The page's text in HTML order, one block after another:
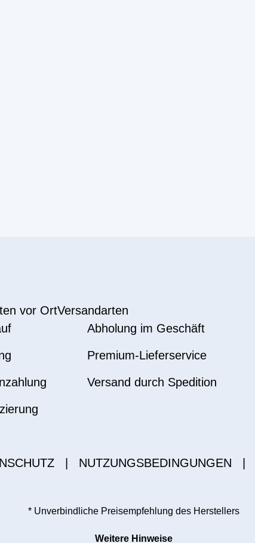
vor OrtVersandarten
Abholung im Geschäft
Premium-Lieferservice
Versand durch Spedition
NUTZUNGSBEDINGUNGEN
* Unverbindliche Preisempfehlung des Herstellers
Weitere Hinweise